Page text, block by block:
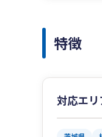
特徴
対応エリ